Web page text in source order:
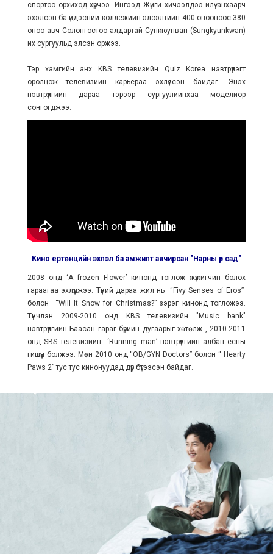
спортоо орхиход хүрчээ. Ингээд Жүнги хичээлдээ илүү анхаарч
эхэлсэн ба үндэсний коллежийн элсэлтийн 400 онооноос 380
оноо авч Солонгостоо алдартай Сункюунван (Sungkyunkwan)
их сургуульд элсэн оржээ.
Тэр хамгийн анх KBS телевизийн Quiz Korea нэвтрүүлэгт
оролцож телевизийн карьераа эхлүүлсэн байдаг. Энэхүү
нэвтрүүлгийн дараа тэрээр сургуулийнхаа моделиор
сонгогджээ.
Кино ертөнцийн эхлэл ба амжилт авчирсан "Нарны үр сад"
2008 онд ‘A frozen Flower’ кинонд тоглож жүжигчин болох
гараагаа эхлүүлжээ. Түүний дараа жил нь “Fivу Senses of Eros”
болон “Will It Snow for Christmas?” зэрэг кинонд тогложээ.
Түүнчлэн 2009-2010 онд KBS телевизийн "Music bank"
нэвтрүүлгийн Баасан гараг бүрийн дугаарыг хөтөлж , 2010-2011
онд SBS телевизийн ‘Running man’ нэвтрүүлгийн албан ёсны
гишүүн болжээ. Мөн 2010 онд “OB/GYN Doctors” болон “ Hearty
Paws 2” тус тус кинонуудад дүр бүтээсэн байдаг.